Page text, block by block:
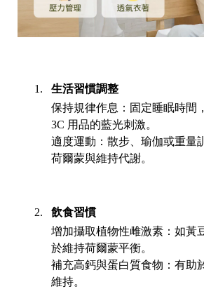
生活習慣調整
保持規律作息：固定睡眠時間
3C 用品的藍光刺激。
適度運動：散步、瑜伽或重量
荷爾蒙與維持代謝。
飲食習慣
增加攝取植物性雌激素：如黃
於維持荷爾蒙平衡。
補充高鈣與蛋白質食物：有助
維持。